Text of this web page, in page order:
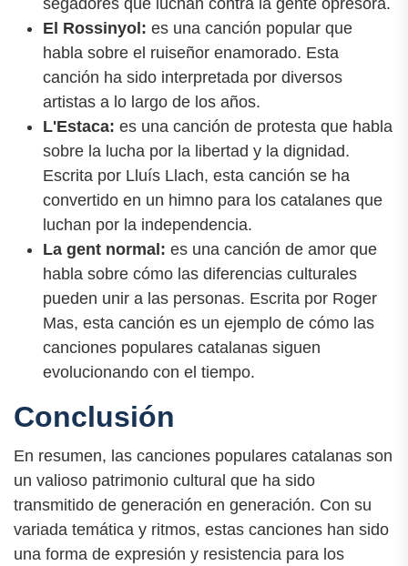
segadores que luchan contra la gente opresora.
El Rossinyol: es una canción popular que
habla sobre el ruiseñor enamorado. Esta
canción ha sido interpretada por diversos
artistas a lo largo de los años.
L'Estaca: es una canción de protesta que habla
sobre la lucha por la libertad y la dignidad.
Escrita por Lluís Llach, esta canción se ha
convertido en un himno para los catalanes que
luchan por la independencia.
La gent normal: es una canción de amor que
habla sobre cómo las diferencias culturales
pueden unir a las personas. Escrita por Roger
Mas, esta canción es un ejemplo de cómo las
canciones populares catalanas siguen
evolucionando con el tiempo.
Conclusión
En resumen, las canciones populares catalanas son
un valioso patrimonio cultural que ha sido
transmitido de generación en generación. Con su
variada temática y ritmos, estas canciones han sido
una forma de expresión y resistencia para los